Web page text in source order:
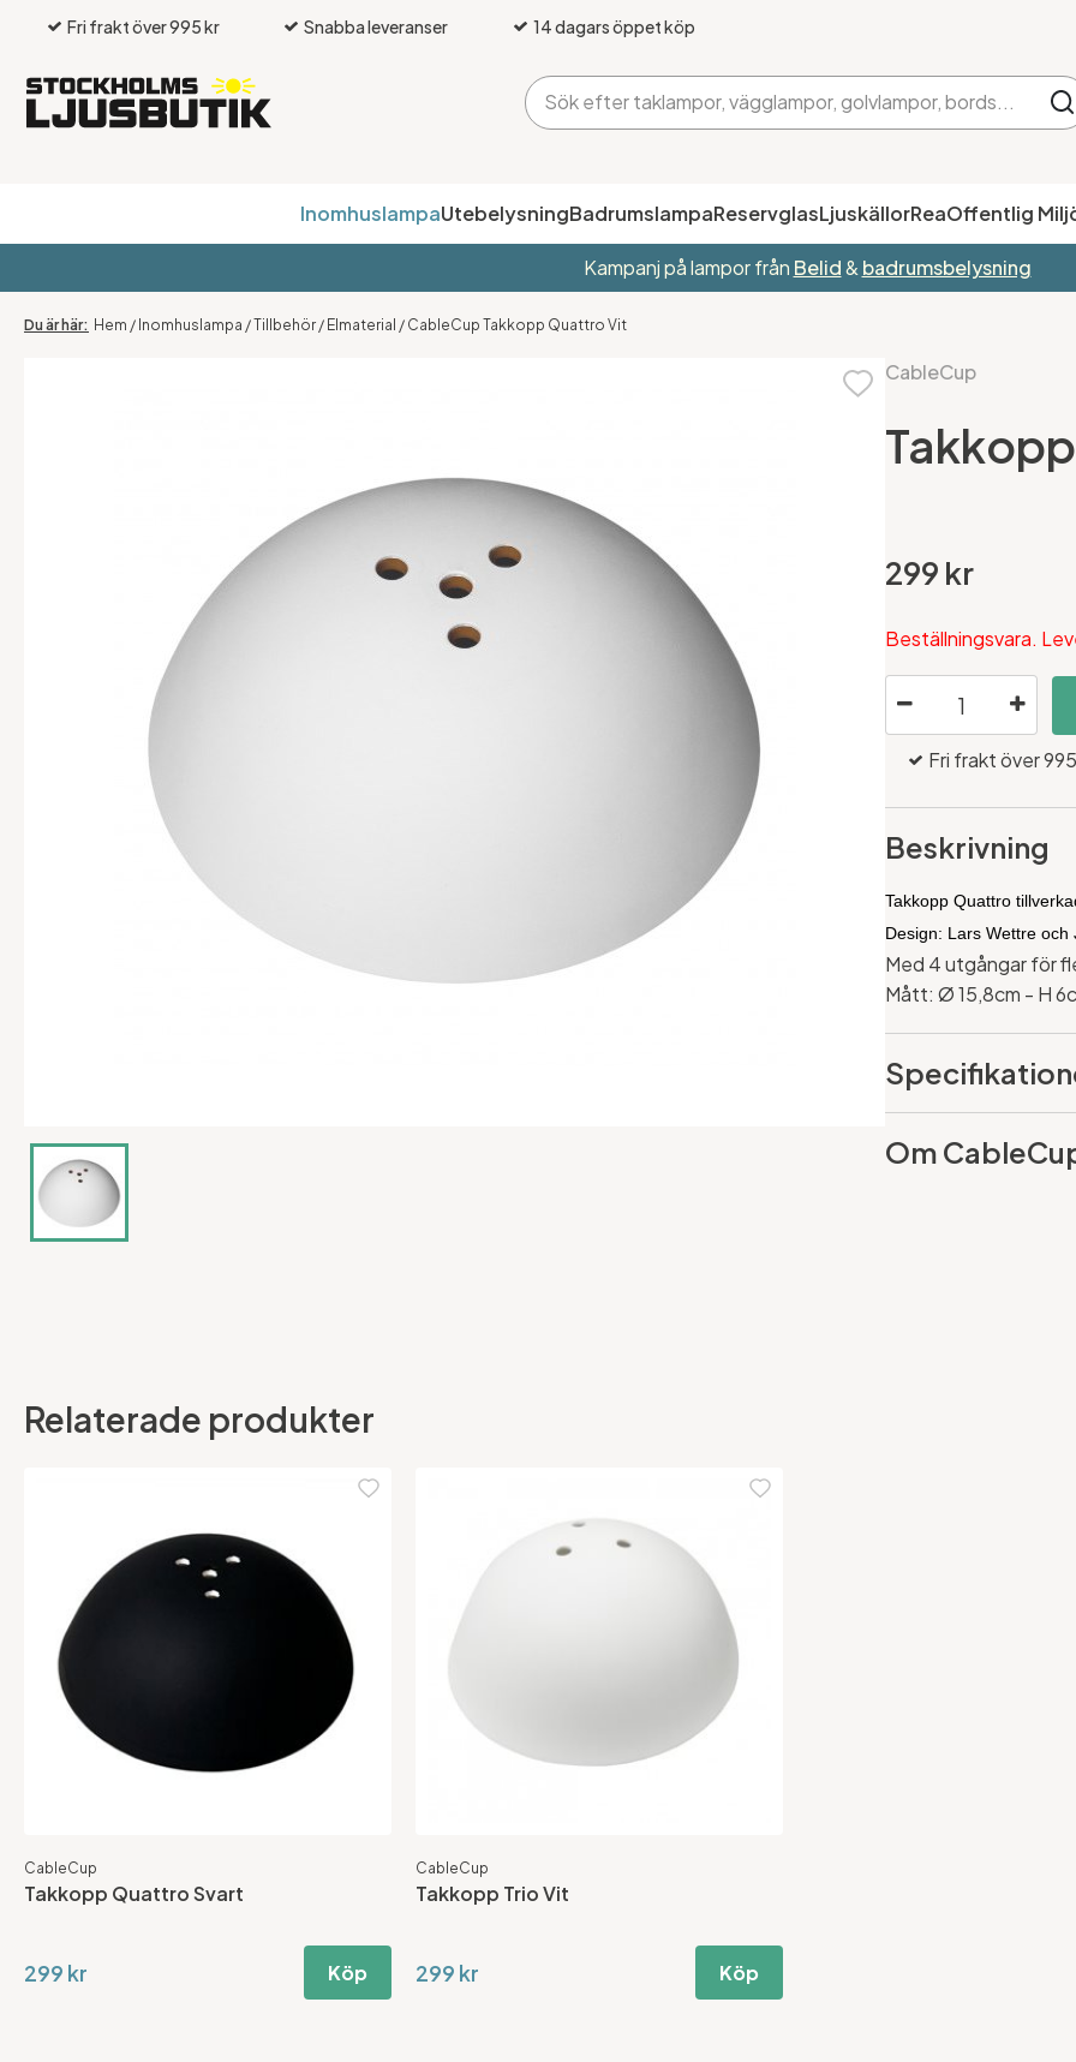
Fri frakt över 995 kr Snabba leveranser 14 dagars öppet köp
InomhuslampaUtebelysningBadrumslampaReservglasLjuskällorReaOffentlig
Kampanj på lampor från Belid& badrumsbelysning
Hem / Inomhuslampa /Tillbehör / Elmaterial / CableCup Takkopp Quattro Vit
CableCup
299 kr
Beställningsvara.
Fri frakt över
Beskrivning
Takkopp Quattro
Design: Lars Wettre
Med 4 utgångar för
Mått:Ø 15,8cm - H
Om
Relaterade produkter
CableCup
Takkopp Quattro Svart
299 kr Köp
CableCup
Takkopp Trio Vit
299 kr Köp